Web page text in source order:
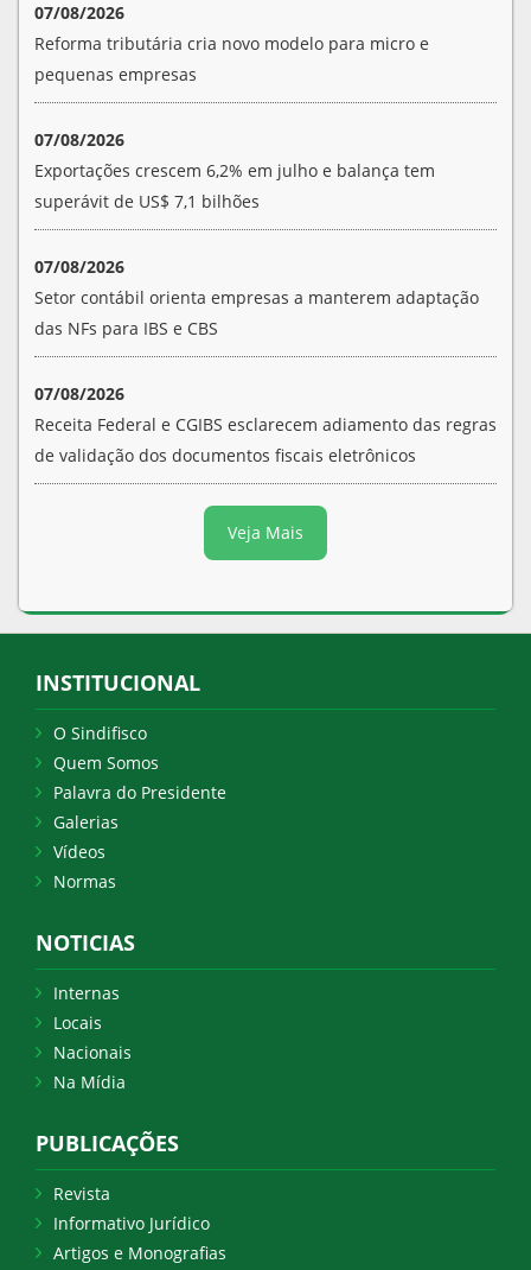
07/08/2026
Reforma tributária cria novo modelo para micro e
pequenas empresas
07/08/2026
Exportações crescem 6,2% em julho e balança tem
superávit de US$ 7,1 bilhões
07/08/2026
Setor contábil orienta empresas a manterem adaptação
das NFs para IBS e CBS
07/08/2026
Receita Federal e CGIBS esclarecem adiamento das regras
de validação dos documentos fiscais eletrônicos
Veja Mais
INSTITUCIONAL
O Sindifisco
Quem Somos
Palavra do Presidente
Galerias
Vídeos
Normas
NOTICIAS
Internas
Locais
Nacionais
Na Mídia
PUBLICAÇÕES
Revista
Informativo Jurídico
Artigos e Monografias